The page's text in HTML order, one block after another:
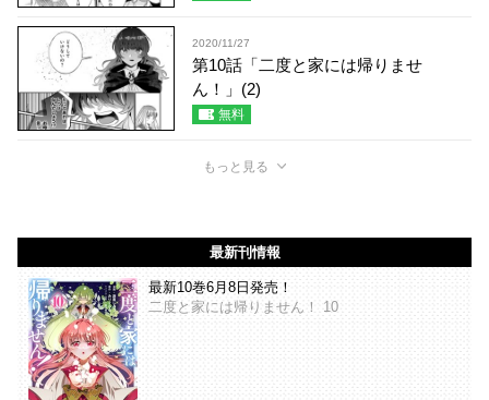
2020/11/27
第10話「二度と家には帰りませ
ん！」(2)
無料
もっと見る
最新刊情報
最新10巻6月8日発売！
二度と家には帰りません！ 10